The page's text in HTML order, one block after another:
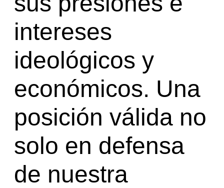
intereses
ideológicos y
económicos. Una
posición válida no
solo en defensa
de nuestra